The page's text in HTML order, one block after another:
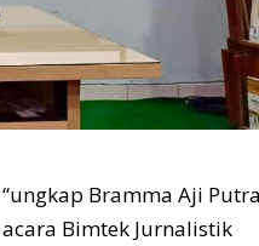
Bramma Aji
Bimtek Jurnalistik